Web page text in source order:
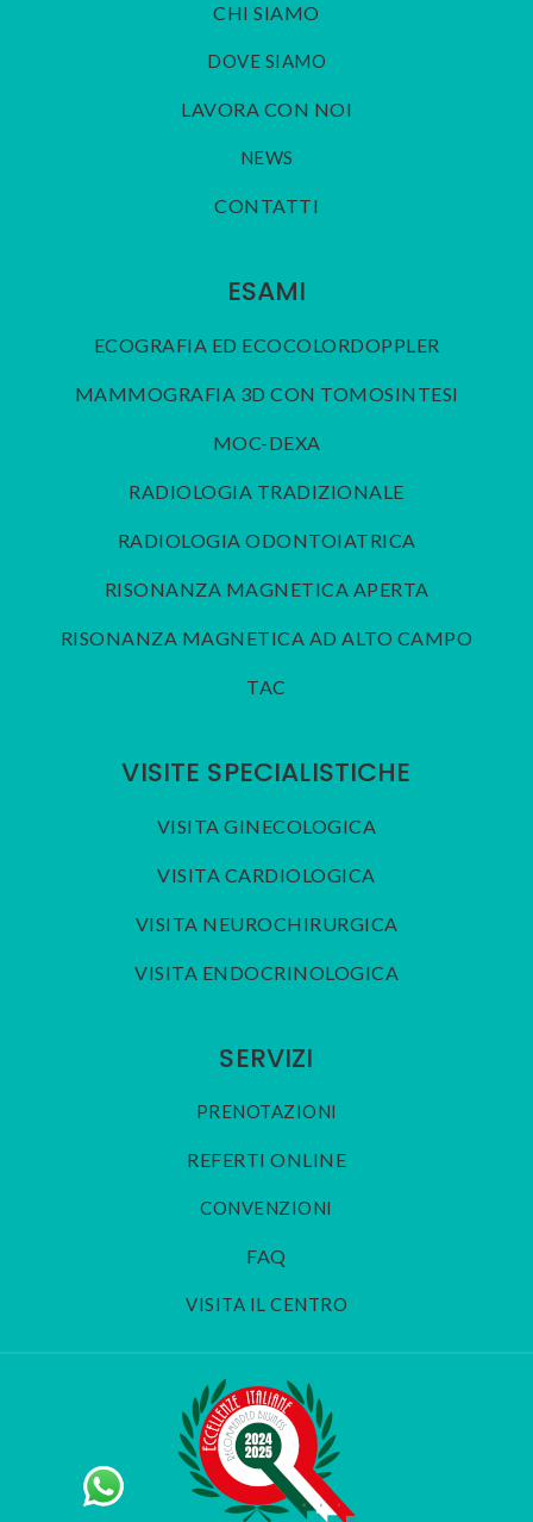
CHI SIAMO
DOVE SIAMO
LAVORA CON NOI
NEWS
CONTATTI
ESAMI
ECOGRAFIA ED ECOCOLORDOPPLER
MAMMOGRAFIA 3D CON TOMOSINTESI
MOC-DEXA
RADIOLOGIA TRADIZIONALE
RADIOLOGIA ODONTOIATRICA
RISONANZA MAGNETICA APERTA
RISONANZA MAGNETICA AD ALTO CAMPO
TAC
VISITE SPECIALISTICHE
VISITA GINECOLOGICA
VISITA CARDIOLOGICA
VISITA NEUROCHIRURGICA
VISITA ENDOCRINOLOGICA
SERVIZI
PRENOTAZIONI
REFERTI ONLINE
CONVENZIONI
FAQ
VISITA IL CENTRO